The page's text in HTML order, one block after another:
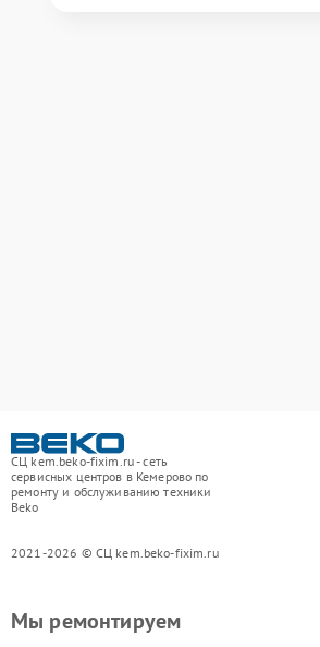
СЦ kem.beko-fixim.ru - сеть
сервисных центров в Кемерово по
ремонту и обслуживанию техники
Beko
2021-2026 © СЦ kem.beko-fixim.ru
Мы ремонтируем